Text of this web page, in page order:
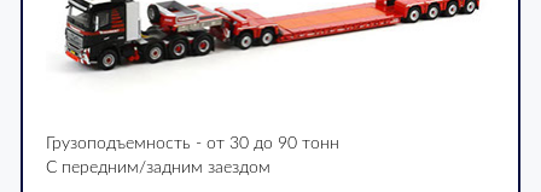
Грузоподъемность - от 30 до 90 тонн
С передним/задним заездом